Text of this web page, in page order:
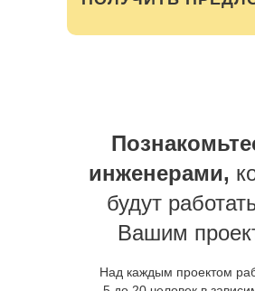
инженерами,
будут
Вашим
Над каждым проектом